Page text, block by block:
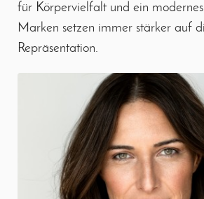
für Körpervielfalt und ein
Marken setzen immer stärker auf
Repräsentation.